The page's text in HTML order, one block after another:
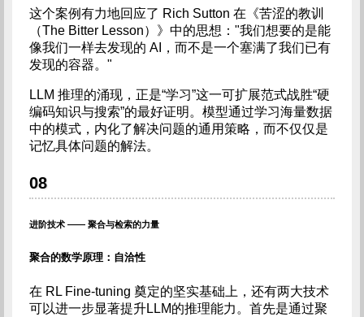
这个案例有力地回应了 Rich Sutton 在《苦涩的教训
（The Bitter Lesson）》中的思想："我们想要的是能
像我们一样去发现的 AI，而不是一个塞满了我们已有
发现的容器。"
LLM 推理的涌现，正是“学习”这一可扩展范式战胜“硬
编码知识与搜索”的最好证明。模型通过学习海量数据
中的模式，内化了解决问题的通用策略，而不仅仅是
记忆具体问题的解法。
08
进阶技术 —— 聚合与检索的力量
聚合的数学原理：自洽性
在 RL Fine-tuning 奠定的坚实基础上，还有两大技术
可以进一步显著提升LLM的推理能力。首先是通过聚